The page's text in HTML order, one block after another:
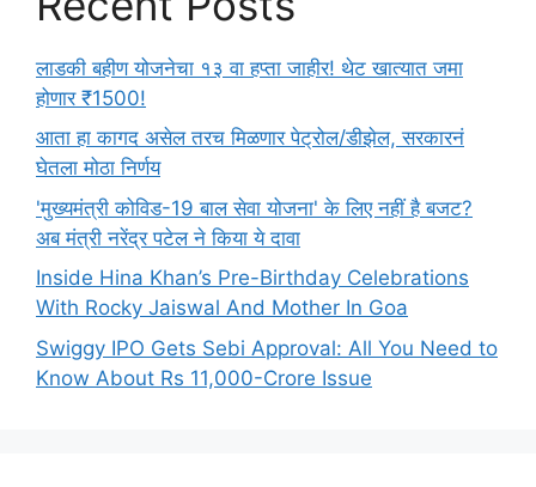
लाडकी बहीण योजनेचा १३ वा हप्ता जाहीर! थेट खात्यात जमा
होणार ₹1500!
आता हा कागद असेल तरच मिळणार पेट्रोल/डीझेल, सरकारनं
घेतला मोठा निर्णय
'मुख्यमंत्री कोविड-19 बाल सेवा योजना' के लिए नहीं है बजट?
अब मंत्री नरेंद्र पटेल ने किया ये दावा
Inside Hina Khan’s Pre-Birthday Celebrations
With Rocky Jaiswal And Mother In Goa
Swiggy IPO Gets Sebi Approval: All You Need to
Know About Rs 11,000-Crore Issue